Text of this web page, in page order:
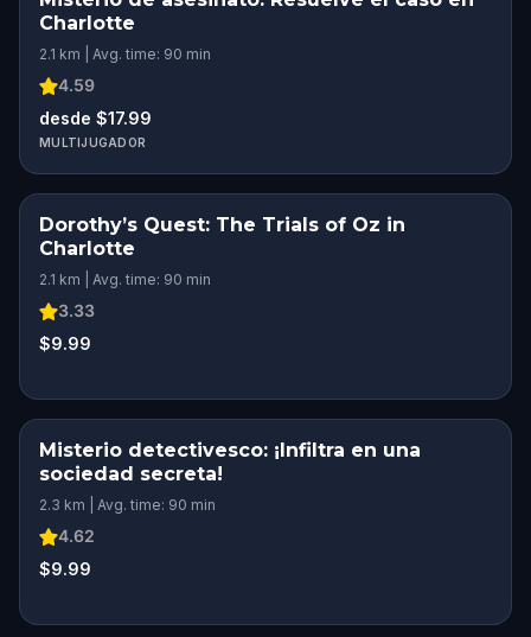
Charlotte
2.1 km | Avg. time: 90 min
4.59
desde $17.99
MULTIJUGADOR
Dorothy’s Quest: The Trials of Oz in
Charlotte
2.1 km | Avg. time: 90 min
3.33
$9.99
Misterio detectivesco: ¡Infiltra en una
sociedad secreta!
2.3 km | Avg. time: 90 min
4.62
$9.99